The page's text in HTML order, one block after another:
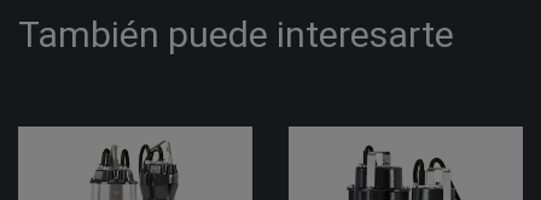
También puede interesarte